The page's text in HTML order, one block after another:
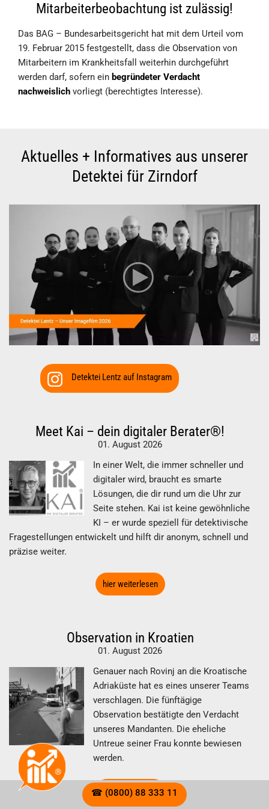
Mitarbeiterbeobachtung ist zulässig!
Das BAG – Bundesarbeitsgericht hat mit dem Urteil vom
19. Februar 2015 festgestellt, dass die Observation von
Mitarbeitern im Krankheitsfall weiterhin durchgeführt
werden darf, sofern ein begründeter Verdacht
nachweislich vorliegt (berechtigtes Interesse).
Detektei Lentz auf Instagram
Meet Kai – dein digitaler Berater®!
01. August 2026
In einer Welt, die immer schneller und
digitaler wird, braucht es smarte
Lösungen, die dir rund um die Uhr zur
Seite stehen. Kai ist keine gewöhnliche
KI – er wurde speziell für detektivische
Fragestellungen entwickelt und hilft dir anonym, schnell und
präzise weiter.
hier weiterlesen
Observation in Kroatien
01. August 2026
Genauer nach Rovinj an die Kroatische
Adriaküste hat es eines unserer Teams
verschlagen. Die fünftägige
Observation bestätigte den Verdacht
unseres Mandanten. Die eheliche
Untreue seiner Frau konnte bewiesen
werden.
hier weiterlesen
☎ (0800) 88 333 11